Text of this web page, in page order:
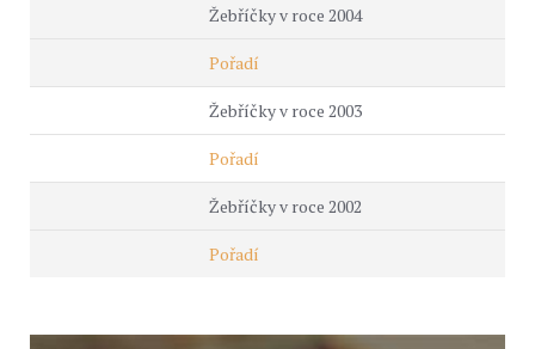
Žebříčky v roce 2004
Pořadí
Žebříčky v roce 2003
Pořadí
Žebříčky v roce 2002
Pořadí